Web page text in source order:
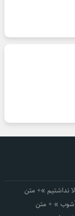
نداشتیم »+ متن
آشوب » + متن